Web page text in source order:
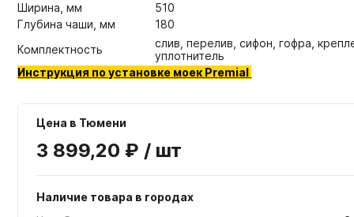
Ширина, мм
510
Глубина чаши, мм
180
Комплектность
слив, перелив, сифон, гофра,
уплотнитель
Инструкция по установке моек Premial
Цена в Тюмени
3 899,20 ₽ / шт
Наличие товара в городах